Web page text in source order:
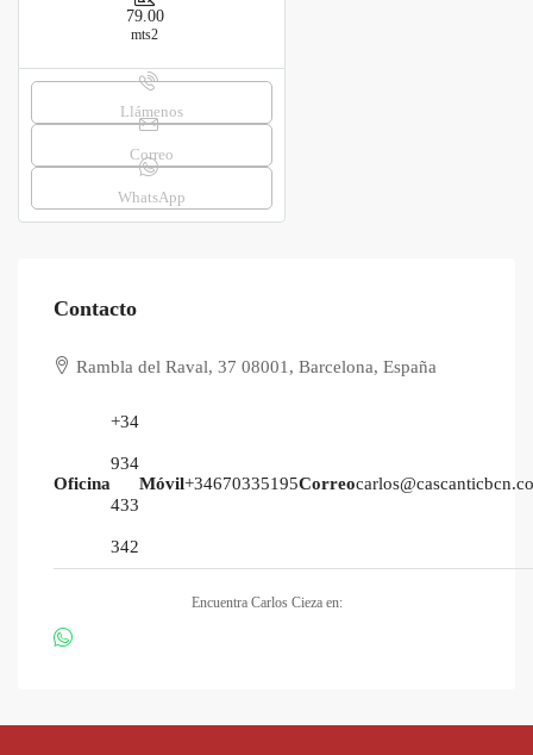
79.00
mts2
Llámenos
Correo
WhatsApp
Contacto
Rambla del Raval, 37 08001, Barcelona, España
Oficina
+34
934
433
342
Móvil+34670335195Correo
Encuentra Carlos Cieza en: